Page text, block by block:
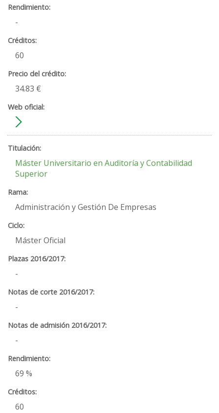
-
60
34.83 €
Máster Universitario en Auditoría y Contabilidad
Superior
Administración y Gestión De Empresas
Máster Oficial
-
-
-
69 %
60